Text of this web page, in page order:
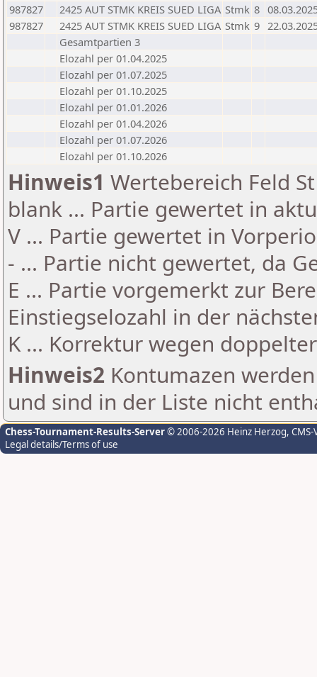
987827
2425 AUT STMK KREIS SUED LIGA Stmk 8
987827
2425 AUT STMK KREIS SUED LIGA Stmk 9
Gesamtpartien 3
Elozahl per 01.04.2025
Elozahl per 01.07.2025
Elozahl per 01.10.2025
Elozahl per 01.01.2026
Elozahl per 01.04.2026
Elozahl per 01.07.2026
Elozahl per 01.10.2026
Hinweis1 Wertebereich Feld
blank ... Partie gewertet in
V ... Partie gewertet in
- ... Partie nicht gewertet, da
E ... Partie vorgemerkt zur
Einstiegselozahl in der
K ... Korrektur wegen
Hinweis2 Kontumazen
und sind in der Liste nicht
Chess-Tournament-Results-Server© 2006-2026 Heinz Herzog,
Legal details/Terms of use